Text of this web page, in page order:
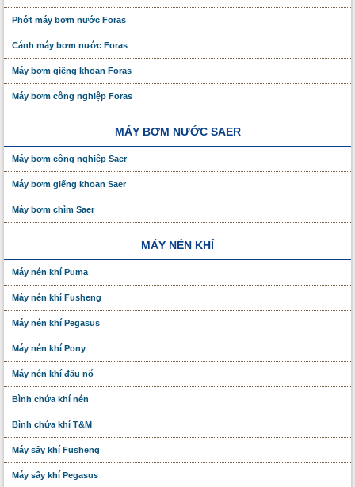
Phớt máy bơm nước Foras
Cánh máy bơm nước Foras
Máy bơm giếng khoan Foras
Máy bơm công nghiệp Foras
MÁY BƠM NƯỚC SAER
Máy bơm công nghiệp Saer
Máy bơm giếng khoan Saer
Máy bơm chìm Saer
MÁY NÉN KHÍ
Máy nén khí Puma
Máy nén khí Fusheng
Máy nén khí Pegasus
Máy nén khí Pony
Máy nén khí đầu nổ
Bình chứa khí nén
Bình chứa khí T&M
Máy sấy khí Fusheng
Máy sấy khí Pegasus